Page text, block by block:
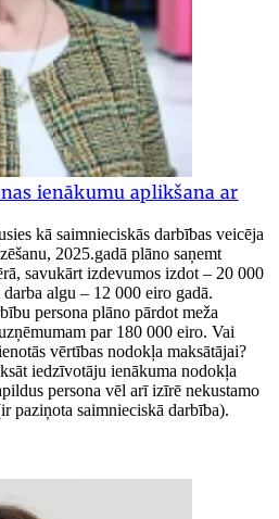
ienākumu aplikšana ar
kā saimnieciskās darbības veicēja
2025.gadā plāno saņemt
savukārt izdevumos izdot – 20 000
algu – 12 000 eiro gadā.
persona plāno pārdot meža
par 180 000 eiro. Vai
vērtības nodokļa maksātājai?
iedzīvotāju ienākuma nodokļa
persona vēl arī izīrē nekustamo
paziņota saimnieciskā darbība).